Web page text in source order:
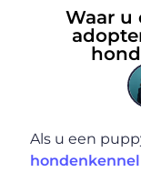
Waar u
Als u een
hondenkennel